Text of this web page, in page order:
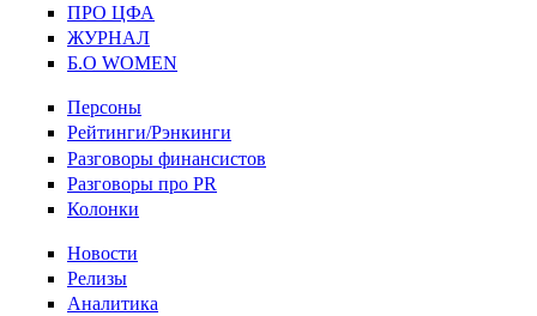
ПРО ЦФА
ЖУРНАЛ
Б.О WOMEN
Персоны
Рейтинги/Рэнкинги
Разговоры финансистов
Разговоры про PR
Колонки
Новости
Релизы
Аналитика